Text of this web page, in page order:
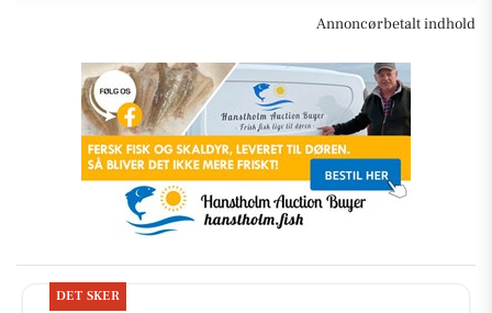
Annoncørbetalt indhold
DET SKER